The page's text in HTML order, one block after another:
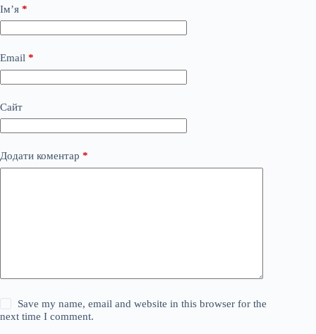
Ім’я *
Email *
Сайт
Додати коментар *
Save my name, email and website in this browser for the
next time I comment.